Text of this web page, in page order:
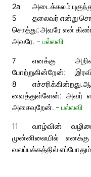
அடைக்கலம்
2a
தலைவர் என்று
5
சொத்து; அவரே என்
அவரே. – பல்லவி
7
எனக்கு
போற்றுகின்றேன்;
எச்சரிக்கின்றது.
8
வைத்துள்ளேன்; அவர்
அசைவுறேன். – பல்லவி
11
வாழ்வின்
முன்னிலையில்
வலப்பக்கத்தில்